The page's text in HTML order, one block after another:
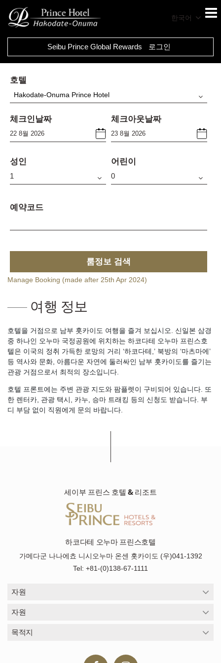
한국어
Seibu Prince Global Rewards 로그인
호텔
Hakodate-Onuma Prince Hotel
체크인날짜 체크아웃날짜
성인 어린이
예약코드
룸정보 검색
Manage Booking (made after 25th Apr 2024)
여행 정보
호텔을 거점으로 남부 홋카이도 여행을 즐겨 보십시오. 신일본 삼경
중 하나인 오누마 국정공원에 위치하는 하코다테 오누마 프린스호
텔은 이국의 정취 가득한 로망의 거리 ‘하코다테,’ 북방의 ‘마츠마에’
등 역사와 문화, 아름다운 자연에 둘러싸인 남부 홋카이도를 즐기는
관광 거점으로서 최적의 장소입니다.
호텔 프론트에는 주변 관광 지도와 팜플렛이 구비되어 있습니다. 또
한 렌터카, 관광 택시, 카누, 승마 트래킹 등의 신청도 받습니다. 부
디 부담 없이 직원에게 문의 바랍니다.
세이부 프린스 호텔 & 리조트
하코다테 오누마 프린스호텔
가메다군 나나에쵸 니시오누마 온센 홋카이도 (우)041-1392
Tel: +81-(0)138-67-1111
자원
자원
목적지